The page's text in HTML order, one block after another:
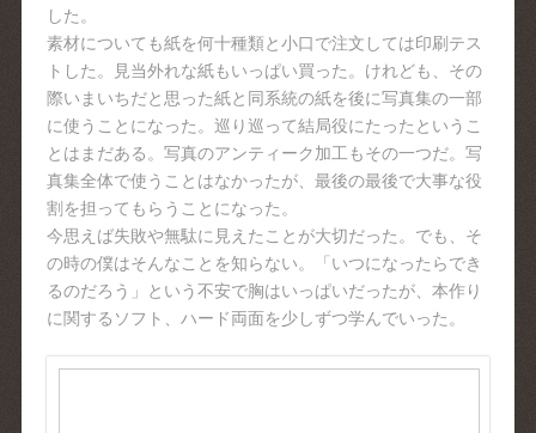
した。
素材についても紙を何十種類と小口で注文しては印刷テス
トした。見当外れな紙もいっぱい買った。けれども、その
際いまいちだと思った紙と同系統の紙を後に写真集の一部
に使うことになった。巡り巡って結局役にたったというこ
とはまだある。写真のアンティーク加工もその一つだ。写
真集全体で使うことはなかったが、最後の最後で大事な役
割を担ってもらうことになった。
今思えば失敗や無駄に見えたことが大切だった。でも、そ
の時の僕はそんなことを知らない。「いつになったらでき
るのだろう」という不安で胸はいっぱいだったが、本作り
に関するソフト、ハード両面を少しずつ学んでいった。